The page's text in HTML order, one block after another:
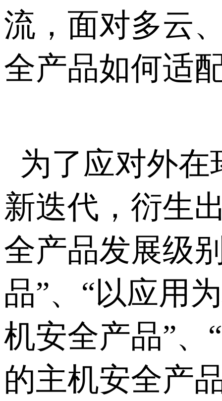
流，面对多云
全产品如何适
为了应对外
新迭代，衍生
全产品发展级
品”、“以应用
机安全产品”、
的主机安全产